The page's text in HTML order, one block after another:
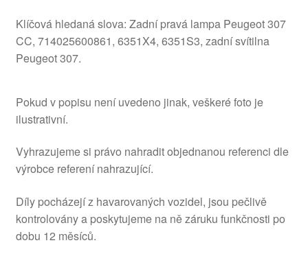
Klíčová hledaná slova: Zadní pravá lampa Peugeot 307
CC, 714025600861, 6351X4, 6351S3, zadní svítilna
Peugeot 307.
Pokud v popisu není uvedeno jinak, veškeré foto je
ilustrativní.
Vyhrazujeme si právo nahradit objednanou referenci dle
výrobce referení nahrazující.
Díly pocházejí z havarovaných vozidel, jsou pečlivě
kontrolovány a poskytujeme na ně záruku funkčnosti po
dobu 12 měsíců.